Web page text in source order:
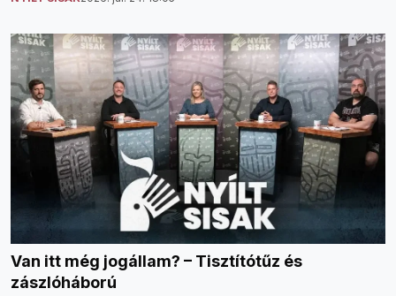
Van itt még jogállam? – Tisztítótűz és
zászlóháború